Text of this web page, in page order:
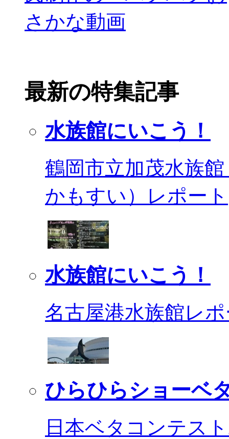
最新の特集記事
水族館にいこう！
鶴岡市立加茂水族
かもすい）レポート
水族館にいこう！
名古屋港水族館レ
ひらひらショーベ
日本ベタコンテス